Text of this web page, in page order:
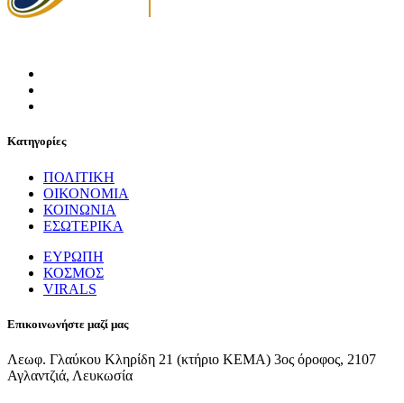
Κατηγορίες
ΠΟΛΙΤΙΚΗ
ΟΙΚΟΝΟΜΙΑ
ΚΟΙΝΩΝΙΑ
ΕΣΩΤΕΡΙΚΑ
ΕΥΡΩΠΗ
ΚΟΣΜΟΣ
VIRALS
Επικοινωνήστε μαζί μας
Λεωφ. Γλαύκου Κληρίδη 21 (κτήριο ΚΕΜΑ) 3ος όροφος, 2107
Αγλαντζιά, Λευκωσία